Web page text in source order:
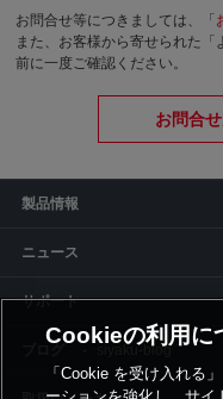
お問合せ等につきましては、「
また、お客様から寄せられた
前に一度ご確認ください。
お問合
製品情報
ニュース
サポート
siyaku-blog
Cookieの利用に
「Cookie を受け入れる